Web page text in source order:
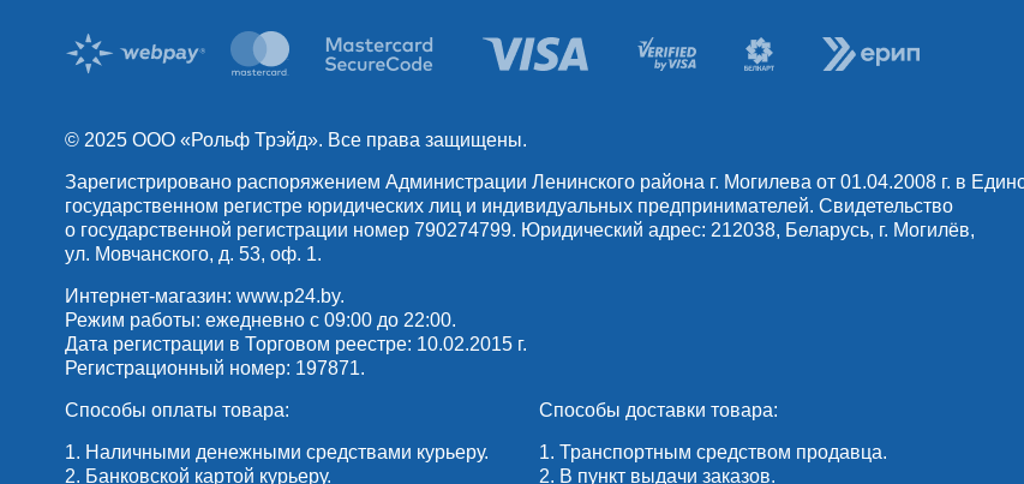
© 2025 OOO «Рольф Трэйд». Все права защищены.
Зарегистрировано распоряжением Администрации Ленинского района г. Могилева от 01.04.2008 г. в
государственном регистре юридических лиц и индивидуальных предпринимателей. Свидетельство
о государственной регистрации номер 790274799. Юридический адрес: 212038, Беларусь, г. Могилёв,
ул. Мовчанского, д. 53, оф. 1.
Интернет-магазин: www.p24.by.
Режим работы: ежедневно с 09:00 до 22:00.
Дата регистрации в Торговом реестре: 10.02.2015 г.
Регистрационный номер: 197871.
Способы оплаты товара:
1. Наличными денежными средствами курьеру.
2. Банковской картой курьеру.
Способы доставки товара:
1. Транспортным средством продавца.
2. В пункт выдачи заказов.